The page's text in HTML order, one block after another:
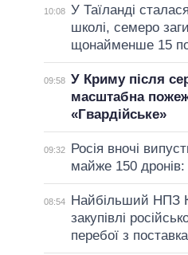
10:08 У Таїланді
школі, семеро
щонайменше 15
09:58 У Криму після
масштабна
«Гвардійське»
09:32
Росія вночі
майже 150
08:54
Найбільший НПЗ
закупівлі
перебої з